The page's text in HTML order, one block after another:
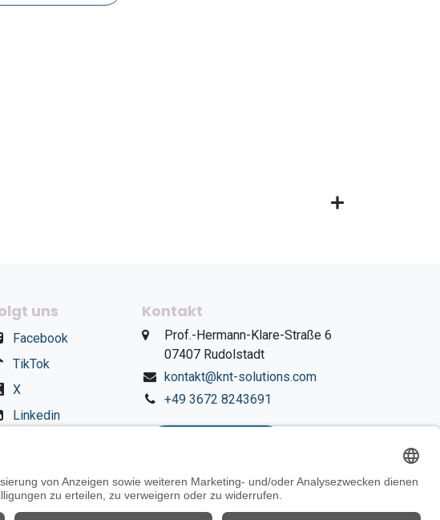
uns
Facebook
TikTok
X
Linkedin
Kontakt
​Prof.-Hermann-Klare-Straße 6
​07407 Rudolstadt
kontakt@knt-solutions.com
+49 3672 8243691